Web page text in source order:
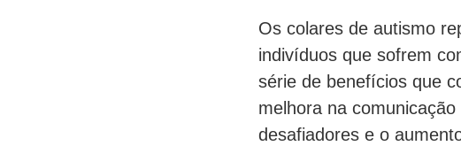
Os colares de autismo
indivíduos que sofrem
série de benefícios que
melhora na
desafiadores e o